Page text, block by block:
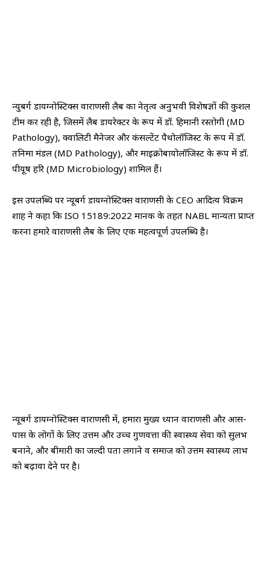
न्युबर्ग डायग्नोस्टिक्स वाराणसी लैब का नेतृत्व अनुभवी विशेषज्ञों की कुशल
टीम कर रही है, जिसमें लैब डायरेक्टर के रूप में डॉ. हिमानी रस्तोगी (MD
Pathology), क्वालिटी मैनेजर और कंसल्टेंट पैथोलॉजिस्ट के रूप में डॉ.
तनिमा मंडल (MD Pathology), और माइक्रोबायोलॉजिस्ट के रूप में डॉ.
पीयूष हरि (MD Microbiology) शामिल हैं।
इस उपलब्धि पर न्यूबर्ग डायग्नोस्टिक्स वाराणसी के CEO आदित्य विक्रम
शाह ने कहा कि ISO 15189:2022 मानक के तहत NABL मान्यता प्राप्त
करना हमारे वाराणसी लैब के लिए एक महत्वपूर्ण उपलब्धि है।
न्यूबर्ग डायग्नोस्टिक्स वाराणसी में, हमारा मुख्य ध्यान वाराणसी और आस-
पास के लोगों के लिए उत्तम और उच्च गुणवत्ता की स्वास्थ्य सेवा को सुलभ
बनाने, और बीमारी का जल्दी पता लगाने व समाज को उत्तम स्वास्थ्य लाभ
को बढ़ावा देने पर है।